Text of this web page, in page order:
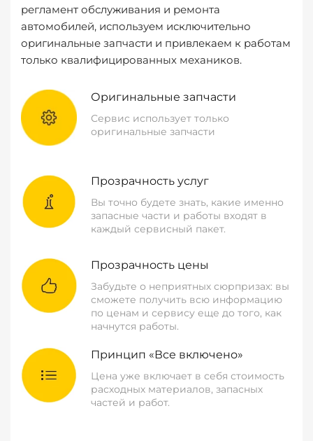
регламент обслуживания и ремонта
автомобилей, используем исключительно
оригинальные запчасти и привлекаем к работам
только квалифицированных механиков.
Оригинальные запчасти
Сервис использует только
оригинальные запчасти
Прозрачность услуг
Вы точно будете знать, какие именно
запасные части и работы входят в
каждый сервисный пакет.
Прозрачность цены
Забудьте о неприятных сюрпризах: вы
сможете получить всю информацию
по ценам и сервису еще до того, как
начнутся работы.
Принцип «Все включено»
Цена уже включает в себя стоимость
расходных материалов, запасных
частей и работ.